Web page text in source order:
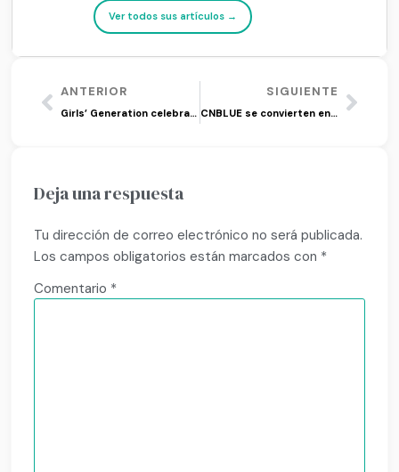
Ver todos sus artículos →
ANTERIOR
Girls’ Generation celebra 10 años del disco ‘The Boys’
SIGUIENTE
CNBLUE se convierten en vaqueros para ‘WANTED’
Deja una respuesta
Tu dirección de correo electrónico no será publicada.
Los campos obligatorios están marcados con *
Comentario *